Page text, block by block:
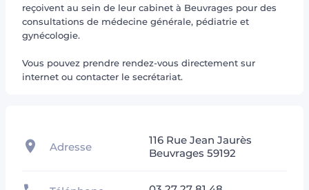
reçoivent au sein de leur cabinet à Beuvrages pour des
consultations de médecine générale, pédiatrie et
gynécologie.
Vous pouvez prendre rendez-vous directement sur
internet ou contacter le secrétariat.
Adresse
116 Rue Jean Jaurès
Beuvrages 59192